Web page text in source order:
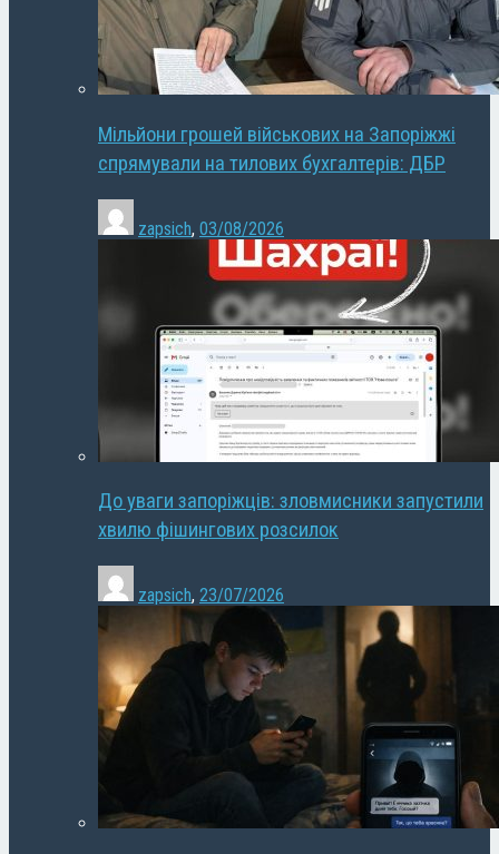
Мільйони грошей військових на Запоріжжі
спрямували на тилових бухгалтерів: ДБР
zapsich, 03/08/2026
До уваги запоріжців: зловмисники запустили
хвилю фішингових розсилок
zapsich, 23/07/2026